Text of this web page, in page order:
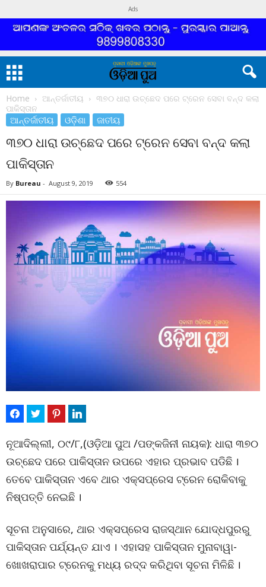
Ads
Home ଆନ୍ତର୍ଜାତୀୟ
୩୭୦ ଧାରା ଉଚ୍ଛେଦ ପରେ ଟ୍ରେନ ସେବା ବନ୍ଦ କଲା
ପାକିସ୍ତାନ
ଆନ୍ତର୍ଜାତୀୟ ଓଡ଼ିଶା ଜାତୀୟ
୩୭୦ ଧାରା ଉଚ୍ଛେଦ ପରେ ଟ୍ରେନ ସେବା ବନ୍ଦ କଲା
ପାକିସ୍ତାନ
By Bureau - August 9, 2019 554
ନୂଆଦିଲ୍ଲୀ, ୦୯/୮,(ଓଡ଼ିଆ ପୁଅ /ପଙ୍କଜିନୀ ନାୟକ): ଧାରା ୩୭୦
ଉଚ୍ଛେଦ ପରେ ପାକିସ୍ତାନ ଉପରେ ଏହାର ପ୍ରଭାବ ପଡିଛି ।
ତେବେ ପାକିସ୍ତାନ ଏବେ ଥାର ଏକ୍ସପ୍ରେସ ଟ୍ରେନ ରୋକିବାକୁ
ନିଷ୍ପତ୍ତି ନେଇଛି ।
ସୂଚନା ଅନୁସାରେ, ଥାର ଏକ୍ସପ୍ରେସ ରାଜସ୍ଥାନ ଯୋଦ୍ଧପୁରରୁ
ପାକିସ୍ତାନ ପର୍ଯ୍ୟନ୍ତ ଯାଏ । ଏହାସହ ପାକିସ୍ତାନ ମୁନାବାୱା-
ଖୋଖରାପାର ଟ୍ରେନକୁ ମଧ୍ୟ ରଦ୍ଦ କରିଥିବା ସୂଚନା ମିଳିଛି ।